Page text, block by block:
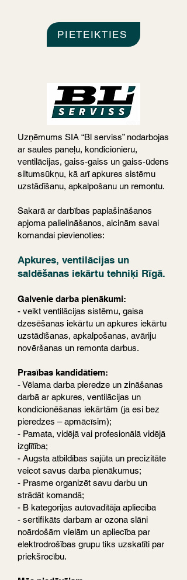
PIETEIKTIES
Uzņēmums SIA “Bl serviss” nodarbojas
ar saules paneļu, kondicionieru,
ventilācijas, gaiss-gaiss un gaiss-ūdens
siltumsūkņu, kā arī apkures sistēmu
uzstādīšanu, apkalpošanu un remontu.
Sakarā ar darbības paplašināšanos
apjoma palielināšanos, aicinām savai
komandai pievienoties:
Apkures, ventilācijas un
saldēšanas iekārtu tehniķi Rīgā.
Galvenie darba pienākumi:
- veikt ventilācijas sistēmu, gaisa
dzesēšanas iekārtu un apkures iekārtu
uzstādīšanas, apkalpošanas, avāriju
novēršanas un remonta darbus.
Prasības kandidātiem:
- Vēlama darba pieredze un zināšanas
darbā ar apkures, ventilācijas un
kondicionēšanas iekārtām (ja esi bez
pieredzes – apmācīsim);
- Pamata, vidējā vai profesionālā vidējā
izglītība;
- Augsta atbildības sajūta un precizitāte
veicot savus darba pienākumus;
- Prasme organizēt savu darbu un
strādāt komandā;
- B kategorijas autovadītāja apliecība
- sertifikāts darbam ar ozona slāni
noārdošām vielām un apliecība par
elektrodrošības grupu tiks uzskatīti par
priekšrocību.